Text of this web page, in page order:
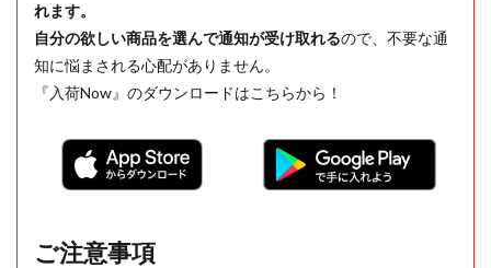
れます。
自分の欲しい商品を選んで通知が受け取れるので、不要な通
知に悩まされる心配がありません。
『入荷Now』のダウンロードはこちらから！
ご注意事項